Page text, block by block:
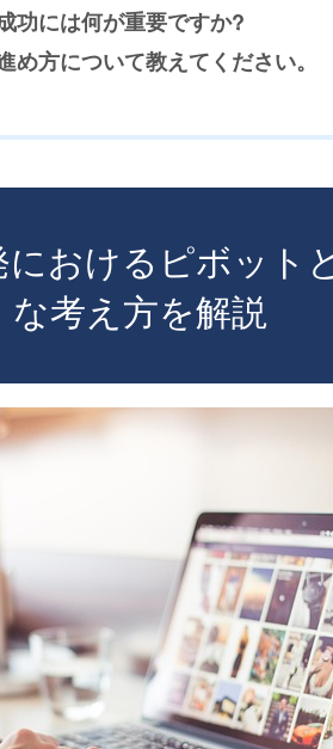
功には何が重要ですか?
め方について教えてください。
におけるピボット
な考え方を解説